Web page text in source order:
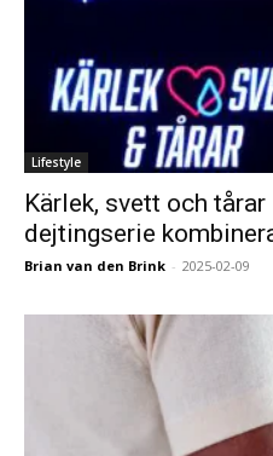
Lifestyle
Kärlek, svett och
dejtingserie
Brian van den Brink - 2025-02-09